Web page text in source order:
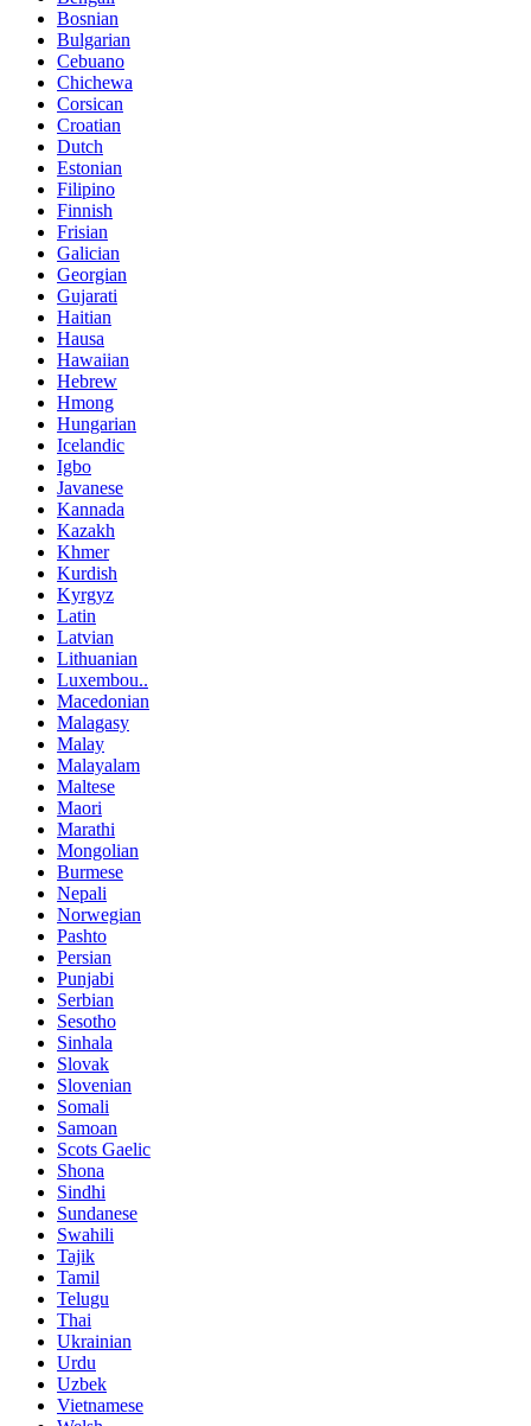
Bosnian
Bulgarian
Cebuano
Chichewa
Corsican
Croatian
Dutch
Estonian
Filipino
Finnish
Frisian
Galician
Georgian
Gujarati
Haitian
Hausa
Hawaiian
Hebrew
Hmong
Hungarian
Icelandic
Igbo
Javanese
Kannada
Kazakh
Khmer
Kurdish
Kyrgyz
Latin
Latvian
Lithuanian
Luxembou..
Macedonian
Malagasy
Malay
Malayalam
Maltese
Maori
Marathi
Mongolian
Burmese
Nepali
Norwegian
Pashto
Persian
Punjabi
Serbian
Sesotho
Sinhala
Slovak
Slovenian
Somali
Samoan
Scots Gaelic
Shona
Sindhi
Sundanese
Swahili
Tajik
Tamil
Telugu
Thai
Ukrainian
Urdu
Uzbek
Vietnamese